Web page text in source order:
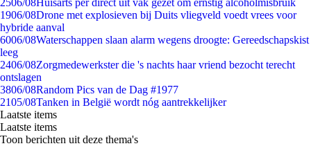
2506/08Huisarts per direct uit vak gezet om ernstig alcoholmisbruik
1906/08Drone met explosieven bij Duits vliegveld voedt vrees voor
hybride aanval
6006/08Waterschappen slaan alarm wegens droogte: Gereedschapskist
leeg
2406/08Zorgmedewerkster die 's nachts haar vriend bezocht terecht
ontslagen
3806/08Random Pics van de Dag #1977
2105/08Tanken in België wordt nóg aantrekkelijker
Laatste items
Laatste items
Toon berichten uit deze thema's